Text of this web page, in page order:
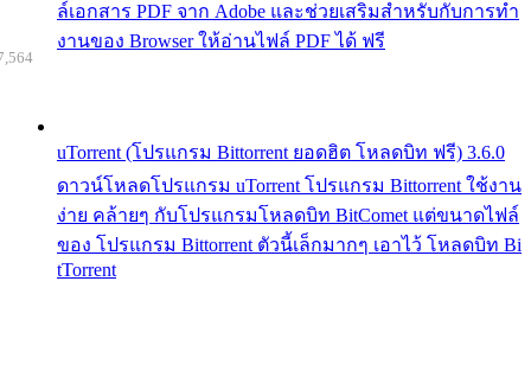
ล์เอกสาร PDF จาก Adobe และช่วยเสริมสำหรับกับการทำ
งานของ Browser ให้อ่านไฟล์ PDF ได้ ฟรี
uTorrent (โปรแกรม Bittorrent ยอดฮิต โหลดบิท ฟรี) 3.6.0
ดาวน์โหลดโปรแกรม uTorrent โปรแกรม Bittorrent ใช้งาน
ง่าย คล้ายๆ กับโปรแกรมโหลดบิท BitComet แต่ขนาดไฟล์
ของ โปรแกรม Bittorrent ตัวนี้เล็กมากๆ เอาไว้ โหลดบิท Bi
tTorrent